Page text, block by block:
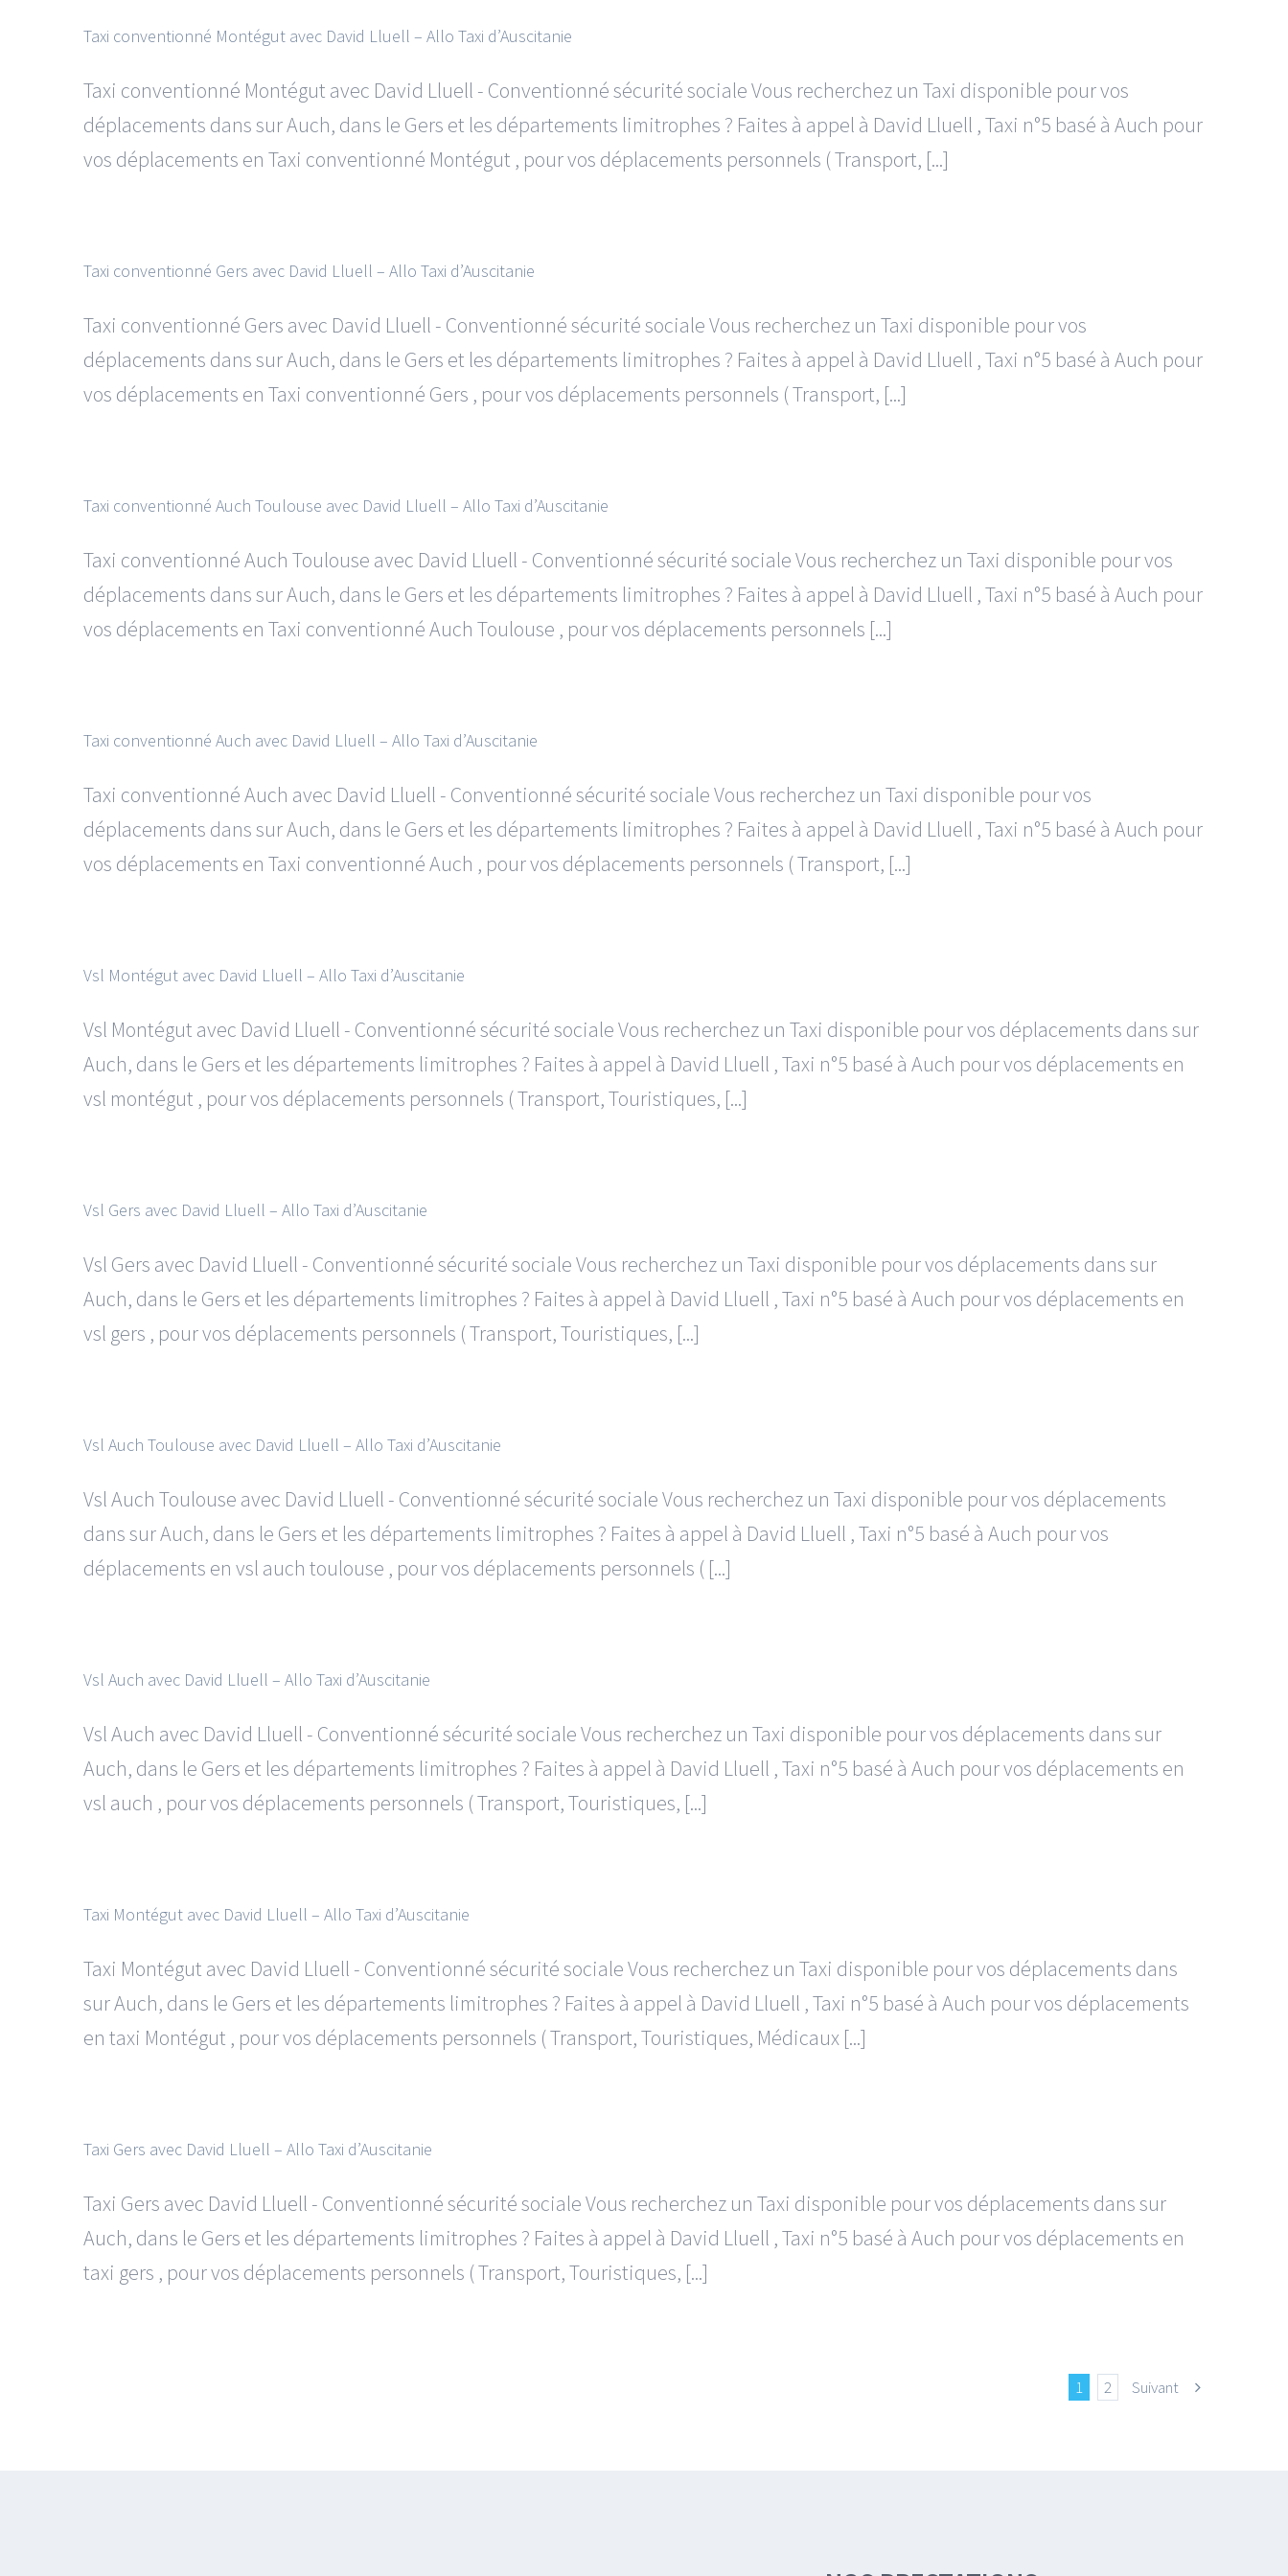
Taxi conventionné Montégut avec David Lluell – Allo Taxi d’Auscitanie
Taxi conventionné Montégut avec David Lluell - Conventionné sécurité sociale Vous recherchez un Taxi disponible pour vos
déplacements dans sur Auch, dans le Gers et les départements limitrophes ? Faites à appel à David Lluell , Taxi n°5 basé à Auch pour
vos déplacements en Taxi conventionné Montégut , pour vos déplacements personnels ( Transport, [...]
Taxi conventionné Gers avec David Lluell – Allo Taxi d’Auscitanie
Taxi conventionné Gers avec David Lluell - Conventionné sécurité sociale Vous recherchez un Taxi disponible pour vos
déplacements dans sur Auch, dans le Gers et les départements limitrophes ? Faites à appel à David Lluell , Taxi n°5 basé à Auch pour
vos déplacements en Taxi conventionné Gers , pour vos déplacements personnels ( Transport, [...]
Taxi conventionné Auch Toulouse avec David Lluell – Allo Taxi d’Auscitanie
Taxi conventionné Auch Toulouse avec David Lluell - Conventionné sécurité sociale Vous recherchez un Taxi disponible pour vos
déplacements dans sur Auch, dans le Gers et les départements limitrophes ? Faites à appel à David Lluell , Taxi n°5 basé à Auch pour
vos déplacements en Taxi conventionné Auch Toulouse , pour vos déplacements personnels [...]
Taxi conventionné Auch avec David Lluell – Allo Taxi d’Auscitanie
Taxi conventionné Auch avec David Lluell - Conventionné sécurité sociale Vous recherchez un Taxi disponible pour vos
déplacements dans sur Auch, dans le Gers et les départements limitrophes ? Faites à appel à David Lluell , Taxi n°5 basé à Auch pour
vos déplacements en Taxi conventionné Auch , pour vos déplacements personnels ( Transport, [...]
Vsl Montégut avec David Lluell – Allo Taxi d’Auscitanie
Vsl Montégut avec David Lluell - Conventionné sécurité sociale Vous recherchez un Taxi disponible pour vos déplacements dans sur
Auch, dans le Gers et les départements limitrophes ? Faites à appel à David Lluell , Taxi n°5 basé à Auch pour vos déplacements en
vsl montégut , pour vos déplacements personnels ( Transport, Touristiques, [...]
Vsl Gers avec David Lluell – Allo Taxi d’Auscitanie
Vsl Gers avec David Lluell - Conventionné sécurité sociale Vous recherchez un Taxi disponible pour vos déplacements dans sur
Auch, dans le Gers et les départements limitrophes ? Faites à appel à David Lluell , Taxi n°5 basé à Auch pour vos déplacements en
vsl gers , pour vos déplacements personnels ( Transport, Touristiques, [...]
Vsl Auch Toulouse avec David Lluell – Allo Taxi d’Auscitanie
Vsl Auch Toulouse avec David Lluell - Conventionné sécurité sociale Vous recherchez un Taxi disponible pour vos déplacements
dans sur Auch, dans le Gers et les départements limitrophes ? Faites à appel à David Lluell , Taxi n°5 basé à Auch pour vos
déplacements en vsl auch toulouse , pour vos déplacements personnels ( [...]
Vsl Auch avec David Lluell – Allo Taxi d’Auscitanie
Vsl Auch avec David Lluell - Conventionné sécurité sociale Vous recherchez un Taxi disponible pour vos déplacements dans sur
Auch, dans le Gers et les départements limitrophes ? Faites à appel à David Lluell , Taxi n°5 basé à Auch pour vos déplacements en
vsl auch , pour vos déplacements personnels ( Transport, Touristiques, [...]
Taxi Montégut avec David Lluell – Allo Taxi d’Auscitanie
Taxi Montégut avec David Lluell - Conventionné sécurité sociale Vous recherchez un Taxi disponible pour vos déplacements dans
sur Auch, dans le Gers et les départements limitrophes ? Faites à appel à David Lluell , Taxi n°5 basé à Auch pour vos déplacements
en taxi Montégut , pour vos déplacements personnels ( Transport, Touristiques, Médicaux [...]
Taxi Gers avec David Lluell – Allo Taxi d’Auscitanie
Taxi Gers avec David Lluell - Conventionné sécurité sociale Vous recherchez un Taxi disponible pour vos déplacements dans sur
Auch, dans le Gers et les départements limitrophes ? Faites à appel à David Lluell , Taxi n°5 basé à Auch pour vos déplacements en
taxi gers , pour vos déplacements personnels ( Transport, Touristiques, [...]
1 2 Suivant